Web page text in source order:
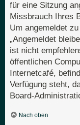
für eine Sitzung
Missbrauch Ihres
Um angemeldet
„Angemeldet
ist nicht
öffentlichen
Internetcafé,
Verfügung steht,
Board-
Nach oben